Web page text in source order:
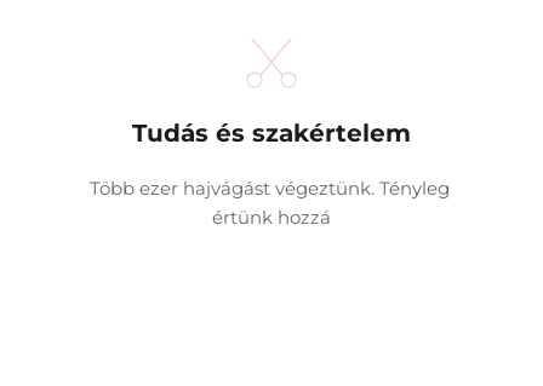
Tudás és szakértelem
Több ezer hajvágást végeztünk. Tényleg
értünk hozzá